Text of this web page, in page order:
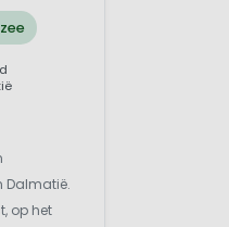
Dalmatië.
op het